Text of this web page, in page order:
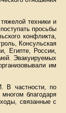
техники и
просьбы
конфликта,
Консульская
Египте, России,
Эвакуируемых
им
В частности, по
благодаря
связанные с